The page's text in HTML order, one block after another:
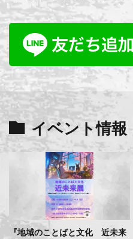
イベント情報
『地域のことばと文化 近未来